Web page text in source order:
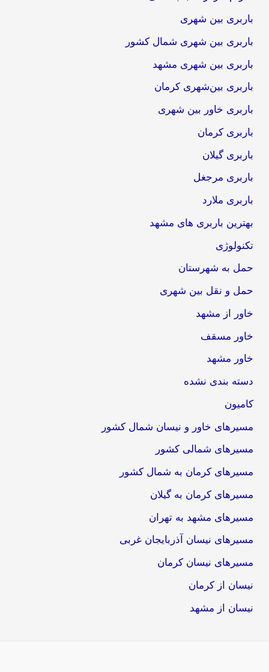
باربری بین شهری
باربری بین شهری شمال کشور
باربری بین شهری مشهد
باربری بین‌شهری کرمان
باربری خاور بین شهری
باربری کرمان
باربری گیلان
باربری مرجغل
باربری ملارد
بهترین باربری های مشهد
تکنولوژی
حمل به شهرستان
حمل و نقل بین شهری
خاور از مشهد
خاور مسقف
خاور مشهد
دسته بندی نشده
کامیون
مسیرهای خاور و نیسان شمال کشور
مسیرهای شمالی کشور
مسیرهای کرمان به شمال کشور
مسیرهای کرمان به گیلان
مسیرهای مشهد به تهران
مسیرهای نیسان آذربایجان غربی
مسیرهای نیسان کرمان
نیسان از کرمان
نیسان از مشهد